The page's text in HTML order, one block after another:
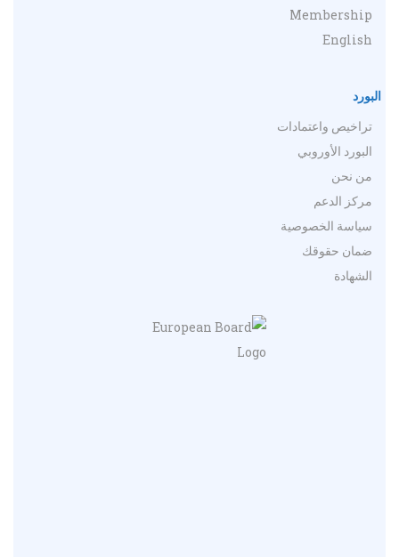
Membership
English
البورد
تراخيص واعتمادات
البورد الأوروبي
من نحن
مركز الدعم
سياسة الخصوصية
ضمان حقوقك
الشهادة